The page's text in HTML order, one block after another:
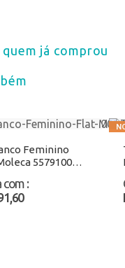
já comprou
Feminino
5579100
com: